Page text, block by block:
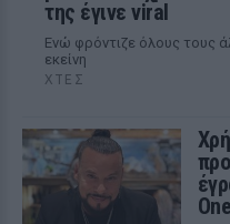
της έγινε viral
Ενώ φρόντιζε όλους τους
εκείνη
ΧΤΕΣ